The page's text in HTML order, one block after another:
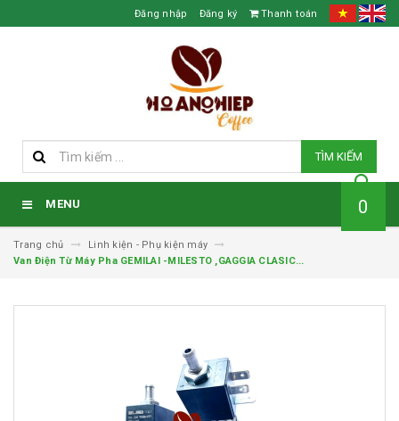
Đăng nhập Đăng ký Thanh toán
TÌM KIẾM
MENU 0
Trang chủ
Linh kiện - Phụ kiện máy
Van Điện Từ Máy Pha GEMILAI -MILESTO ,GAGGIA CLASIC...